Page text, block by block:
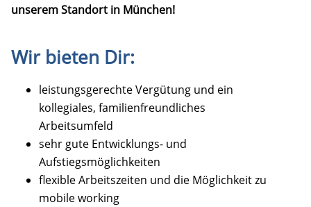
unserem Standort in München!
Wir bieten Dir:
leistungsgerechte Vergütung und ein
kollegiales, familienfreundliches
Arbeitsumfeld
sehr gute Entwicklungs- und
Aufstiegsmöglichkeiten
flexible Arbeitszeiten und die Möglichkeit zu
mobile working